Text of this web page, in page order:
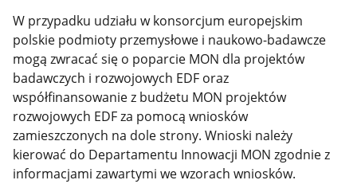
W przypadku udziału w konsorcjum europejskim
polskie podmioty przemysłowe i naukowo-badawcze
mogą zwracać się o poparcie MON dla projektów
badawczych i rozwojowych EDF oraz
współfinansowanie z budżetu MON projektów
rozwojowych EDF za pomocą wniosków
zamieszczonych na dole strony. Wnioski należy
kierować do Departamentu Innowacji MON zgodnie z
informacjami zawartymi we wzorach wniosków.